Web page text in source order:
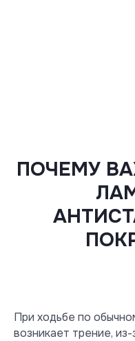
ПОЧЕМУ
При ходьбе по
возникает трение,